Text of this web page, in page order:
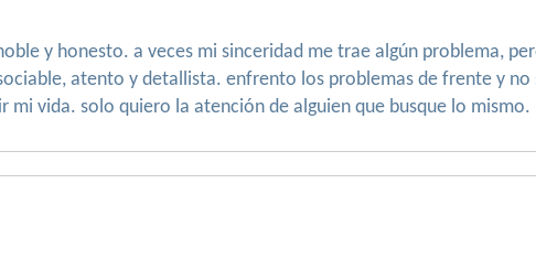
y honesto. a veces mi sinceridad me trae algún problema,
atento y detallista. enfrento los problemas de frente y
mi vida. solo quiero la atención de alguien que busque lo mismo.